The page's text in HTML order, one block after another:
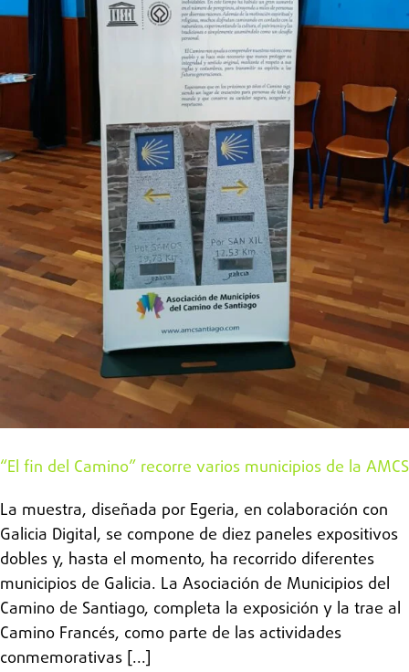
“El fin del Camino” recorre varios municipios de la AMCS
La muestra, diseñada por Egeria, en colaboración con
Galicia Digital, se compone de diez paneles expositivos
dobles y, hasta el momento, ha recorrido diferentes
municipios de Galicia. La Asociación de Municipios del
Camino de Santiago, completa la exposición y la trae al
Camino Francés, como parte de las actividades
conmemorativas [...]